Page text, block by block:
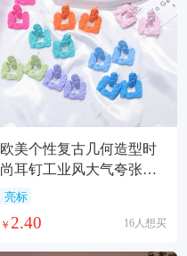
欧美个性复古几何造型时
尚耳钉工业风大气夸张设
计感简约气质耳饰
亮标
￥ 2.40 16人想买